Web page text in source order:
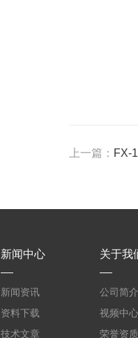
上一篇： FX-
新闻中心
新闻资讯
资料下载
技术文章
关于我
公司简介
视频中心
荣誉资质